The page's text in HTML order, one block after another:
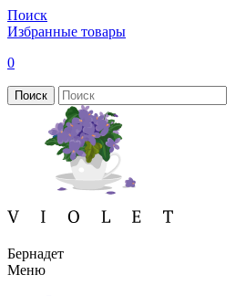
Поиск
Избранные товары
0
Поиск
Бернадет
Меню